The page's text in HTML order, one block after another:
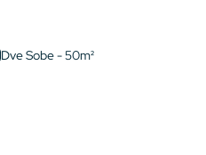
Dve Sobe - 50m²